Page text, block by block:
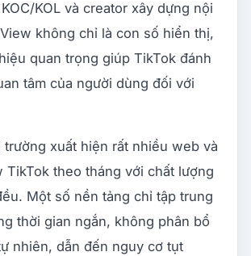
KOL và creator xây dựng nội
không chỉ là con số hiển thị,
quan trọng giúp TikTok đánh
tâm của người dùng đối với
trường xuất hiện rất nhiều web và
TikTok theo tháng với chất lượng
Một số nền tảng chỉ tập trung
thời gian ngắn, không phân bổ
nhiên, dẫn đến nguy cơ tụt